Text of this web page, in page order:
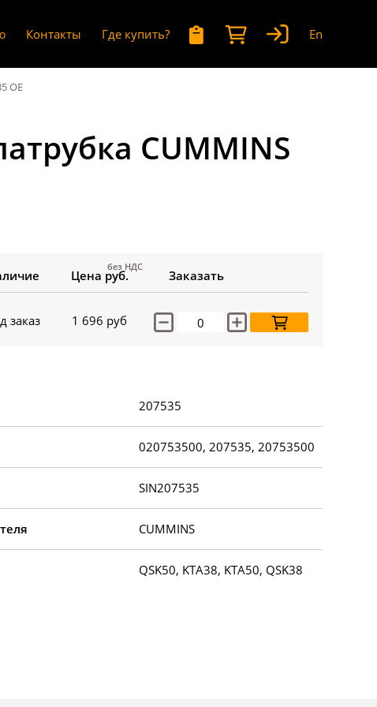
Контакты Где купить? En
OE
CUMMINS
Цена руб.
без НДС
Заказать
заказ 1 696 руб
207535
020753500, 207535, 20753500
SIN207535
CUMMINS
QSK50, KTA38, KTA50, QSK38